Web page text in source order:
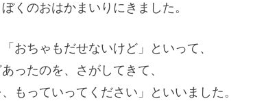
くのおはかまいりにきました。
おちゃもだせないけど」といって、
ったのを、さがしてきて、
もっていってください」といいました。